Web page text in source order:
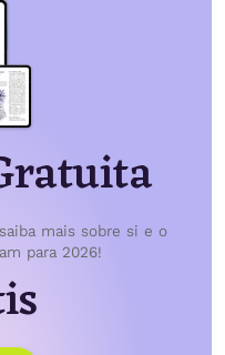
mais sobre si e o
para 2026!